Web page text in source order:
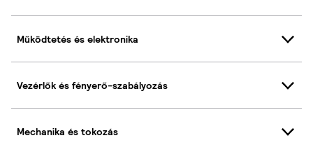
Működtetés és elektronika
Vezérlők és fényerő-szabályozás
Mechanika és tokozás